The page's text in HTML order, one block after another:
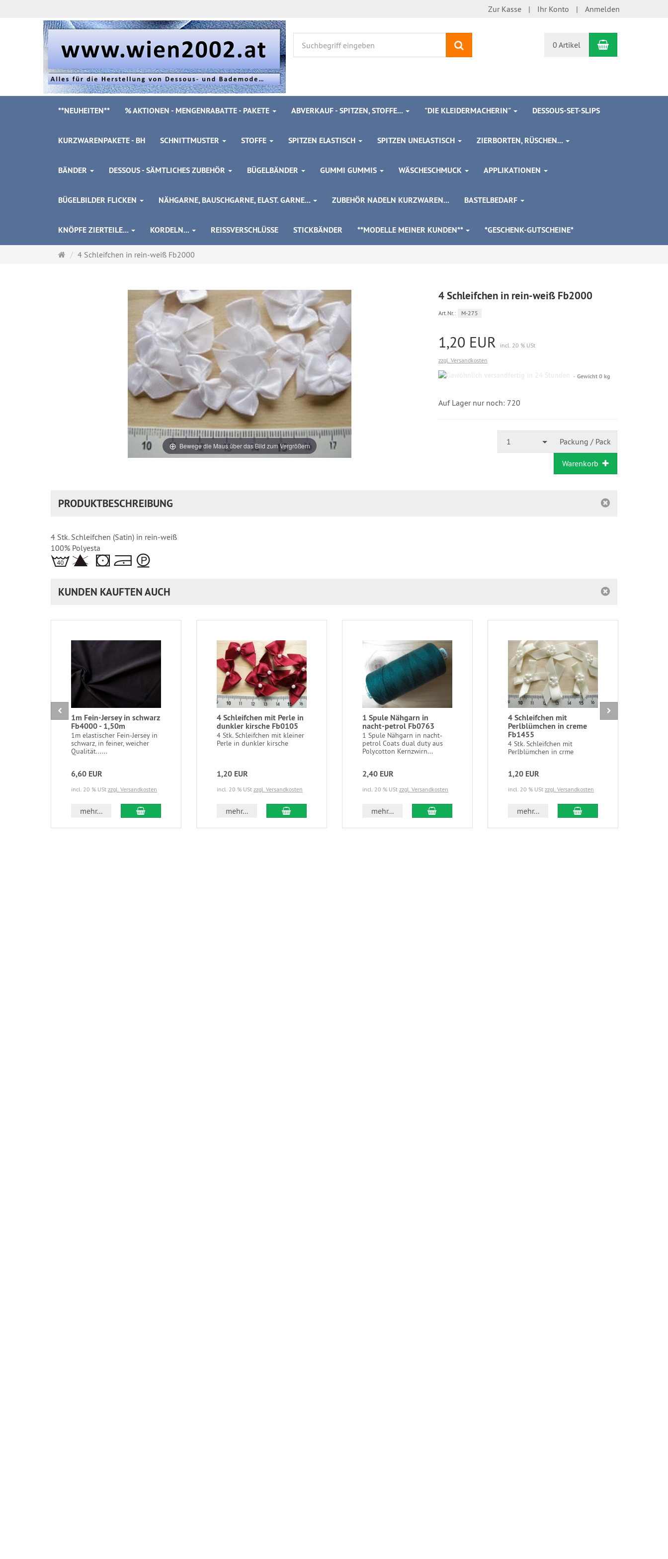
Zur Kasse Ihr Konto Anmelden
0 Artikel Warenkorb
**NEUHEITEN** % AKTIONEN - MENGENRABATTE - PAKETE ABVERKAUF - SPITZEN, STOFFE... "DIE KLEIDERMACHERIN" DESSOUS-SET-SLIPS
KURZWARENPAKETE - BH SCHNITTMUSTER STOFFE SPITZEN ELASTISCH SPITZEN UNELASTISCH ZIERBORTEN, RÜSCHEN...
BÄNDER DESSOUS - SÄMTLICHES ZUBEHÖR BÜGELBÄNDER GUMMI GUMMIS WÄSCHESCHMUCK APPLIKATIONEN
BÜGELBILDER FLICKEN NÄHGARNE, BAUSCHGARNE, ELAST. GARNE... ZUBEHÖR NADELN KURZWAREN... BASTELBEDARF
KNÖPFE ZIERTEILE... KORDELN... REISSVERSCHLÜSSE STICKBÄNDER **MODELLE MEINER KUNDEN** *GESCHENK-GUTSCHEINE*
Startseite
4 Schleifchen in rein-weiß Fb2000
Bewege die Maus über das Bild zum Vergrößern
4 Schleifchen in rein-weiß Fb2000
Art.Nr.: M-275
1,20 EUR
incl. 20 % USt
zzgl. Versandkosten
Gewöhnlich
Gewicht 0 kg
Auf Lager nur noch: 720
1 Packung / Pack
Warenkorb
PRODUKTBESCHREIBUNG
4 Stk. Schleifchen (Satin) in rein-weiß
100% Polyesta
KUNDEN KAUFTEN AUCH
1m Fein-Jersey in schwarz
Fb4000 - 1,50m
1m elastischer Fein-Jersey in
schwarz, in feiner, weicher
Qualität......
6,60 EUR
incl. 20 % USt zzgl. Versandkosten
mehr... In den Warenkorb
4 Schleifchen mit Perle in
dunkler kirsche Fb0105
4 Stk. Schleifchen mit kleiner
Perle in dunkler kirsche
1,20 EUR
incl. 20 % USt zzgl. Versandkosten
mehr... In den Warenkorb
1 Spule Nähgarn in
nacht-petrol Fb0763
1 Spule Nähgarn in nacht-
petrol Coats dual duty aus
Polycotton Kernzwirn...
2,40 EUR
incl. 20 % USt zzgl. Versandkosten
mehr... In den Warenkorb
4 Schleifchen mit
Perlblümchen in creme
Fb1455
4 Stk. Schleifchen mit
Perlblümchen in crme
1,20 EUR
incl. 20 % USt zzgl. Versandkosten
mehr... In den Warenkorb